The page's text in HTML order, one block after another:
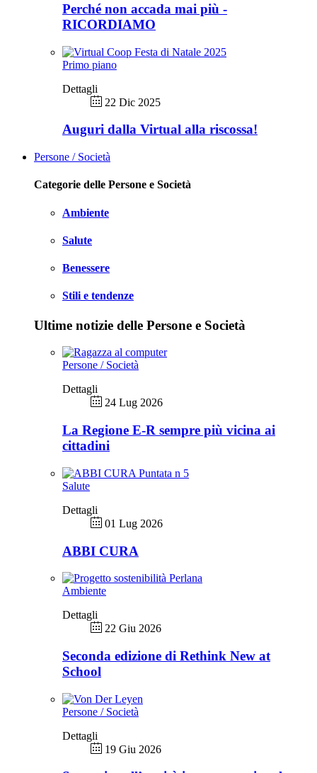
Perché non accada mai più -
RICORDIAMO
Primo piano
Dettagli
22 Dic 2025
Auguri dalla Virtual alla riscossa!
Persone / Società
Categorie delle Persone e Società
Ambiente
Salute
Benessere
Stili e tendenze
Ultime notizie delle Persone e Società
Persone / Società
Dettagli
24 Lug 2026
La Regione E-R sempre più vicina ai
cittadini
Salute
Dettagli
01 Lug 2026
ABBI CURA
Ambiente
Dettagli
22 Giu 2026
Seconda edizione di Rethink New at
School
Persone / Società
Dettagli
19 Giu 2026